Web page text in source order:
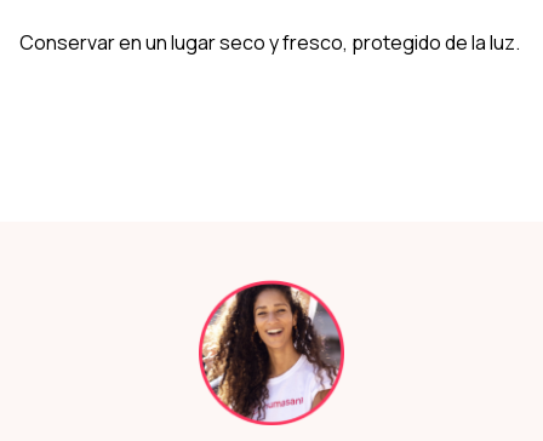
Conservar en un lugar seco y fresco, protegido de la luz.